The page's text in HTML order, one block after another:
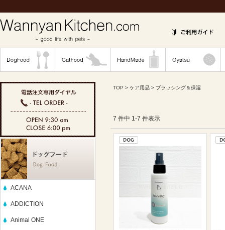
ACANA
ADDICTION
Animal ONE
TOP > ケア用品 > ブラッシング＆保湿
7 件中 1-7 件表示